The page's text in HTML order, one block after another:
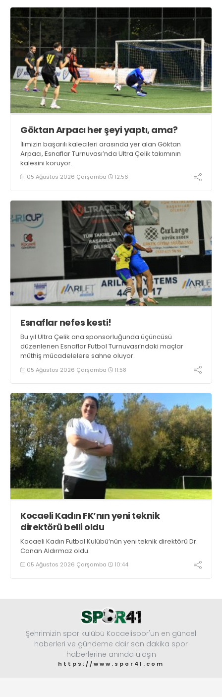
Göktan Arpacı her şeyi yaptı, ama?
İlimizin başarılı kalecileri arasında yer alan Göktan
Arpacı, Esnaflar Turnuvası’nda Ultra Çelik takımının
kalesini koruyor.
05 Ağustos 2026 Çarşamba 12:56
Esnaflar nefes kesti!
Bu yıl Ultra Çelik ana sponsorluğunda üçüncüsü
düzenlenen Esnaflar Futbol Turnuvası’ndaki maçlar
müthiş mücadelelere sahne oluyor.
05 Ağustos 2026 Çarşamba 11:58
Kocaeli Kadın FK’nın yeni teknik
direktörü belli oldu
Kocaeli Kadın Futbol Kulübü’nün yeni teknik direktörü Dr.
Canan Aldırmaz oldu.
05 Ağustos 2026 Çarşamba 10:44
Şehrimizin spor kulübü Kocaelispor'un en güncel
haberleri ve gündeme dair son dakika spor
haberlerine anında ulaşın
https://www.spor41.com